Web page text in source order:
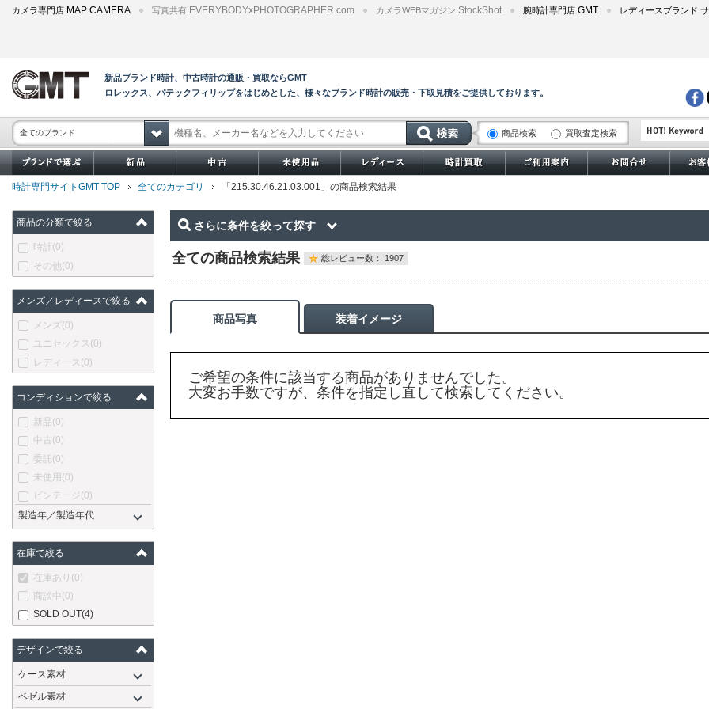
カメラ専門店: MAP CAMERA 写真共有: EVERYBODYxPHOTOGRAPHER.com カメラWEBマガジン:StockShot 腕時計専門店:GMT レディースブランド
新品ブランド時計、中古時計の通販・買取ならGMT
ロレックス、パテックフィリップをはじめとした、様々なブランド時計の販売・下取見積をご提供しております。
全てのブランド 商品検索 買取査定検索
時計専門サイトGMT TOP
全てのカテゴリ 「215.30.46.21.03.001」の商品検索結果
商品の分類で絞る
時計(0)
その他(0)
メンズ／レディースで絞る
メンズ(0)
ユニセックス (0)
レディース (0)
コンディションで絞る
新品(0)
中古 (0)
委託 (0)
未使用 (0)
ビンテージ(0)
製造年／製造年代
在庫で絞る
在庫あり (0)
商談中 (0)
SOLD OUT(4)
デザインで絞る
ケース素材
ベゼル素材
さらに条件を絞って探す
全ての商品検索結果 総レビュー数： 1907
商品写真 装着イメージ
ご希望の条件に該当する商品がありませんでした。
大変お手数ですが、条件を指定し直して検索してください。